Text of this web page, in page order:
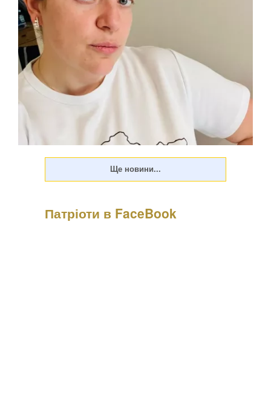
Психологиня Наталія Холоденко зізналася, що в
Патріоти в FaceBook